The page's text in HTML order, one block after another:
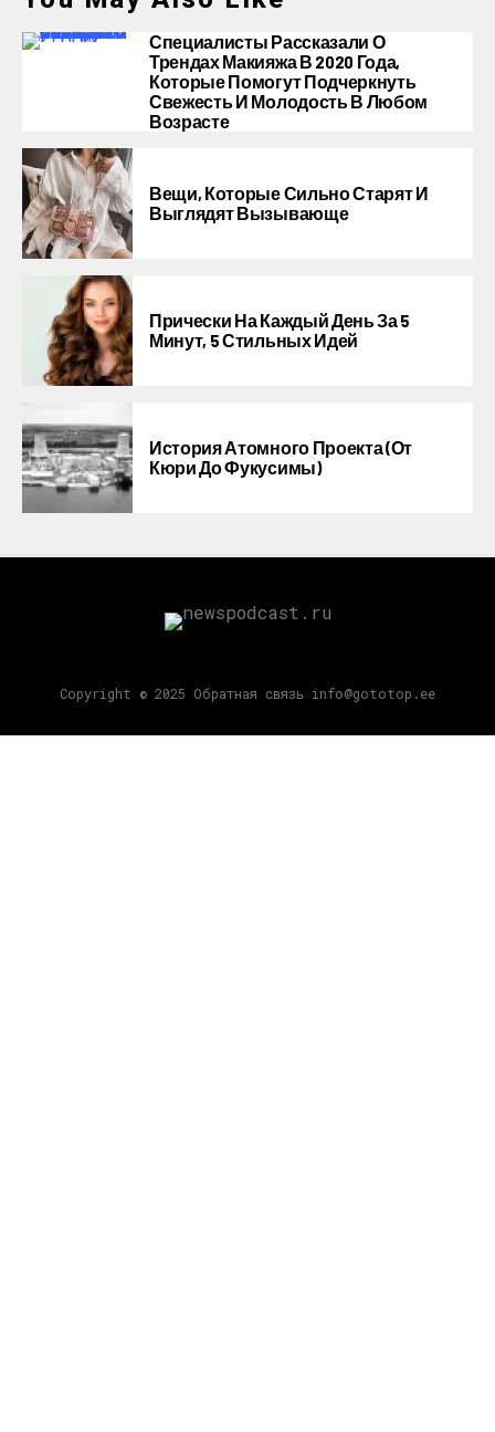
Специалисты Рассказали О
Трендах Макияжа В 2020 Года,
Которые Помогут Подчеркнуть
Свежесть И Молодость В Любом
Возрасте
Вещи, Которые Сильно Старят И
Выглядят Вызывающе
Прически На Каждый День За 5
Минут, 5 Стильных Идей
История Атомного Проекта (от
Кюри До Фукусимы)
Copyright © 2025 Обратная связь info@gototop.ee